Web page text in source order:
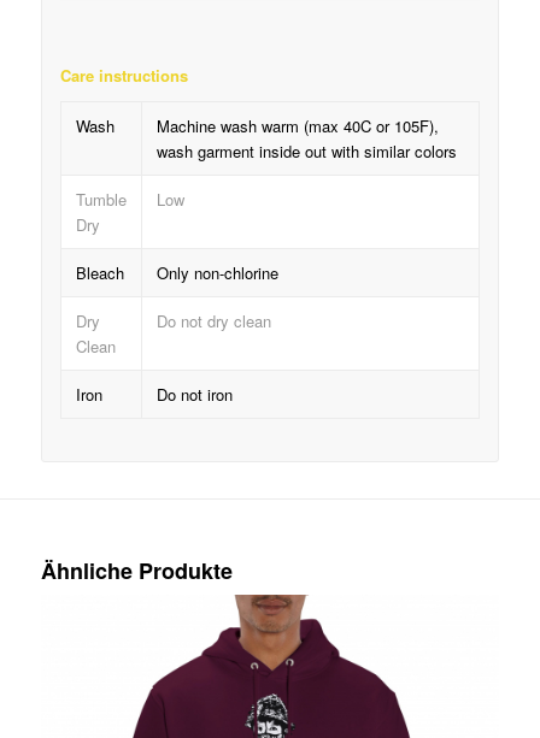
Care instructions
Wash
Machine wash warm (max 40C or 105F),
wash garment inside out with similar colors
Tumble
Dry
Low
Bleach Only non-chlorine
Dry
Clean
Do not dry clean
Iron Do not iron
Ähnliche Produkte